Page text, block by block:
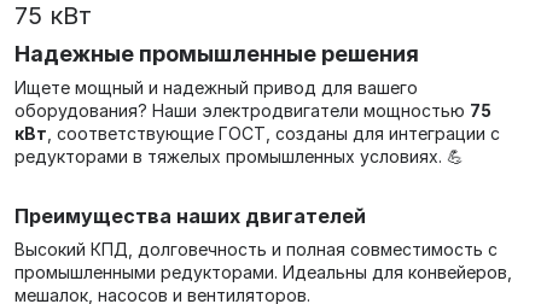
75 кВт
Надежные промышленные решения
Ищете мощный и надежный привод для вашего
оборудования? Наши электродвигатели мощностью 75
кВт , соответствующие ГОСТ, созданы для интеграции с
редукторами в тяжелых промышленных условиях. 💪
Преимущества наших двигателей
Высокий КПД, долговечность и полная совместимость с
промышленными редукторами. Идеальны для конвейеров,
мешалок, насосов и вентиляторов.